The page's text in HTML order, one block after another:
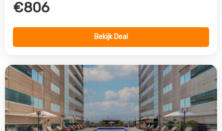
Dubai Stad, Dubai, Verenigde Arabische Emiraten
€1200
Bekijk Deal